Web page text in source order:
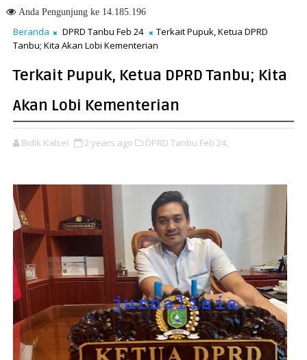
Masa Depan yang Lebih Hijau dan Gemilang
AndaPengunjung ke 14.185.196
Beranda DPRD Tanbu Feb 24
Terkait Pupuk, Ketua DPRD
Tanbu; Kita Akan Lobi Kementerian
Terkait Pupuk, Ketua DPRD Tanbu; Kita
Akan Lobi Kementerian
Bidik Kalsel 2 years ago DPRD Tanbu Feb 24,